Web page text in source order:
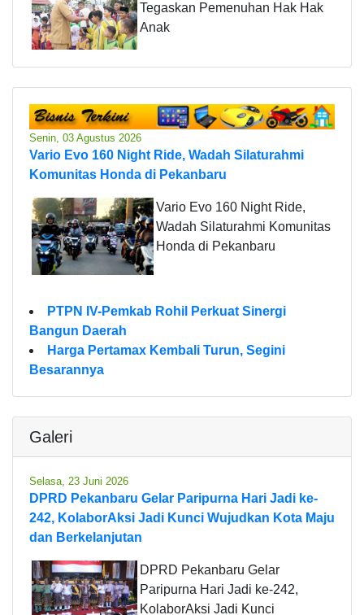
Tegaskan Pemenuhan Hak Hak
Anak
Senin, 03 Agustus 2026
Vario Evo 160 Night Ride, Wadah Silaturahmi
Komunitas Honda di Pekanbaru
Vario Evo 160 Night Ride,
Wadah Silaturahmi Komunitas
Honda di Pekanbaru
PTPN IV-Pemkab Rohil Perkuat Sinergi
Bangun Daerah
Harga Pertamax Kembali Turun, Segini
Besarannya
Galeri
Selasa, 23 Juni 2026
DPRD Pekanbaru Gelar Paripurna Hari Jadi ke-
242, KolaborAksi Jadi Kunci Wujudkan Kota Maju
dan Berkelanjutan
DPRD Pekanbaru Gelar
Paripurna Hari Jadi ke-242,
KolaborAksi Jadi Kunci